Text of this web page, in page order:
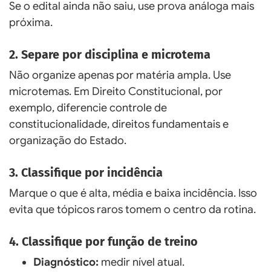
Se o edital ainda não saiu, use prova análoga mais
próxima.
2. Separe por disciplina e microtema
Não organize apenas por matéria ampla. Use
microtemas. Em Direito Constitucional, por
exemplo, diferencie controle de
constitucionalidade, direitos fundamentais e
organização do Estado.
3. Classifique por incidência
Marque o que é alta, média e baixa incidência. Isso
evita que tópicos raros tomem o centro da rotina.
4. Classifique por função de treino
Diagnóstico: medir nível atual.